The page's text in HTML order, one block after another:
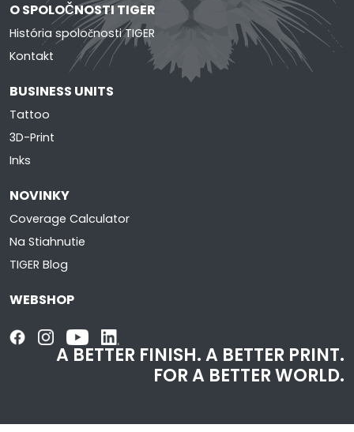
O SPOLOČNOSTI TIGER
História spoločnosti TIGER
Kontakt
BUSINESS UNITS
Tattoo
3D-Print
Inks
NOVINKY
Coverage Calculator
Na Stiahnutie
TIGER Blog
WEBSHOP
A BETTER FINISH.A BETTER PRINT.
FOR A BETTER WORLD.